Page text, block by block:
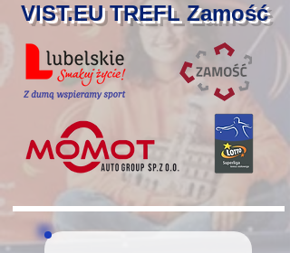
VIST.EU TREFL Zamość